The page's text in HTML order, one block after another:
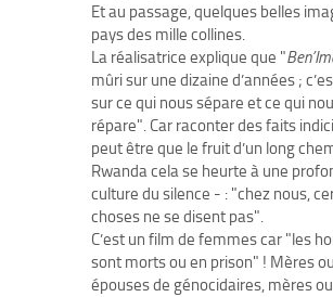
Et au passage, quelques belles
pays des mille collines.
La réalisatrice explique que "
mûri sur une dizaine d’années ;
sur ce qui nous sépare et ce qui
répare". Car raconter des faits
peut être que le fruit d’un long
Rwanda cela se heurte à une
culture du silence - : "chez nous,
choses ne se disent pas".
C’est un film de femmes car "les
sont morts ou en prison" ! Mères ou
épouses de génocidaires, mères